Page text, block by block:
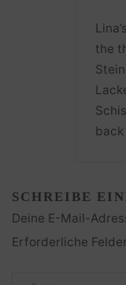
the
SCHREIBE
Deine E-Mail-
Erforderliche